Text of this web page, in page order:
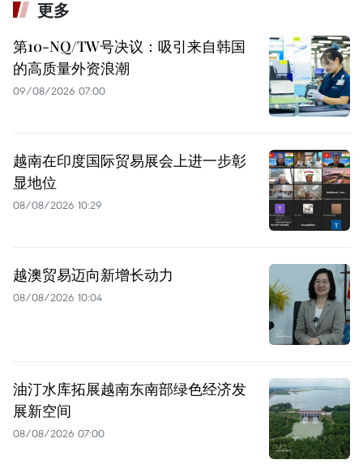
更多
第10-NQ/TW号决议：吸引来自韩国
的高质量外资浪潮
09/08/2026 07:00
越南在印度国际贸易展会上进一步彰
显地位
08/08/2026 10:29
越澳贸易迈向新增长动力
08/08/2026 10:04
油汀水库拓展越南东南部绿色经济发
展新空间
08/08/2026 07:00